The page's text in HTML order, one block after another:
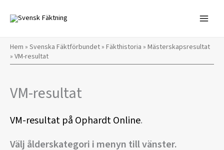
innehåll
Hem » Svenska Fäktförbundet» Fäkthistoria » Mästerskapsresultat
» VM-resultat
VM-resultat
VM-resultat på Ophardt Online.
Välj ålderskategori i menyn till vänster.